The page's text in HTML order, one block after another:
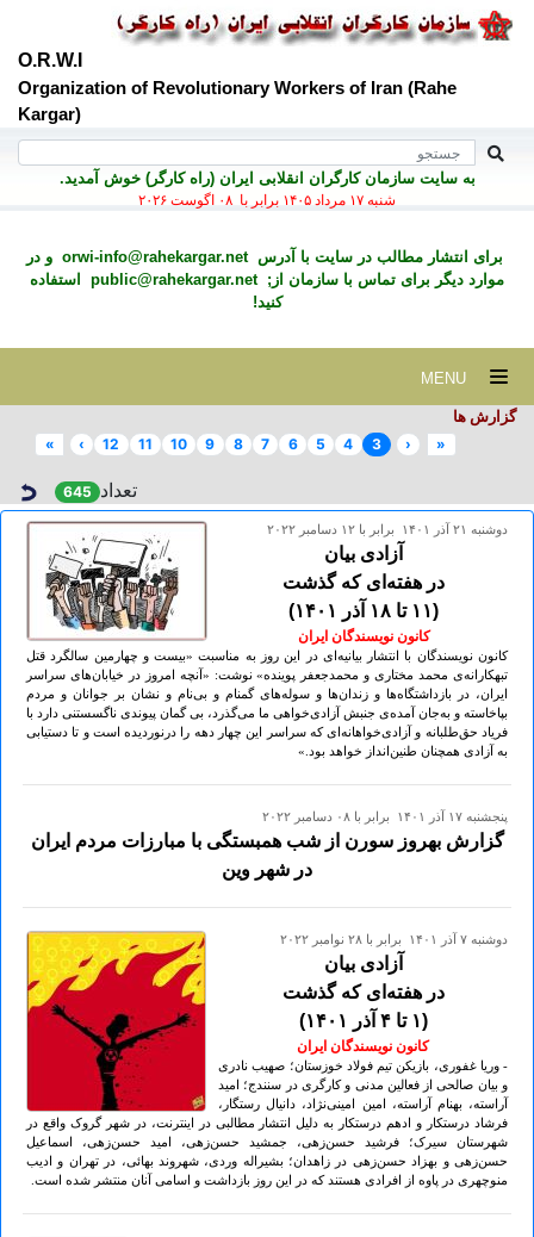
O.R.W.I
Organization of Revolutionary Workers of Iran (Rahe
Kargar)
به سايت سازمان کارگران انقلابی ايران (راه کارگر) خوش آمديد.
شنبه ۱۷ مرداد ۱۴۰۵ برابر با ۰۸ اگوست ۲۰۲۶
برای انتشار مطالب در سايت با آدرسorwi-info@rahekargar.net و در
موارد ديگر برای تماس با سازمان از;public@rahekargar.net
استفاده
کنید!
گزارش ها
«
‹
3
4
5
6
7
8
9
10
11
12
›
»
تعداد 645
دوشنبه ۲۱ آذر ۱۴۰۱ برابر با ۱۲ دسامبر ۲۰۲۲
آزادی بیان
در هفته‌ای که گذشت
(۱۱ تا ۱۸ آذر ۱۴۰۱)
کانون نویسندگان ایران
کانون نویسندگان با انتشار بیانیه‌ای در این روز به مناسبت «بیست و چهارمین سالگرد قتل
تبهکارانه‌ی محمد مختاری و محمدجعفر پوینده» نوشت: «آنچه امروز در خیابان‌های سراسر
ایران، در بازداشتگاه‌ها و زندان‌ها و سوله‌های گمنام و بی‌نام و نشان بر جوانان و مردم
بپاخاسته و به‌جان آمده‌ی جنبش آزادی‌خواهی ما می‌گذرد، بی گمان پیوندی ناگسستنی دارد با
فریاد حق‌طلبانه و آزادی‌خواهانه‌ای که سراسر این چهار دهه را درنوردیده است و تا دستیابی
به آزادی همچنان طنین‌انداز خواهد بود.»
پنجشنبه ۱۷ آذر ۱۴۰۱ برابر با ۰۸ دسامبر ۲۰۲۲
گزارش بهروز سورن از شب همبستگی با مبارزات مردم ایران
در شهر وین
دوشنبه ۷ آذر ۱۴۰۱ برابر با ۲۸ نوامبر ۲۰۲۲
آزادی بیان
در هفته‌ای که گذشت
(۱ تا ۴ آذر ۱۴۰۱)
کانون نویسندگان ایران
- وریا غفوری، بازیکن تیم فولاد خوزستان؛ صهیب نادری
و بیان صالحی از فعالین مدنی و کارگری در سنندج؛ امید
آراسته، بهنام آراسته، امین امینی‌نژاد، دانیال رستگار،
فرشاد درستکار و ادهم درستکار به دلیل انتشار مطالبی در اینترنت، در شهر گروک واقع در
شهرستان سیرک؛ فرشید حسن‌زهی، جمشید حسن‌زهی، امید حسن‌زهی، اسماعیل
حسن‌زهی و بهزاد حسن‌زهی در زاهدان؛ بشیر‌اله وردی، شهروند بهائی، در تهران و ادیب
منوچهری در پاوه از افرادی هستند که در این روز بازداشت و اسامی آنان منتشر شده است.